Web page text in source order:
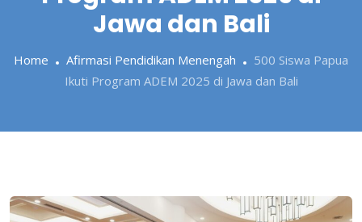
Jawa dan Bali
Home Afirmasi Pendidikan Menengah
500 Siswa Papua
Ikuti Program ADEM 2025 di Jawa dan Bali